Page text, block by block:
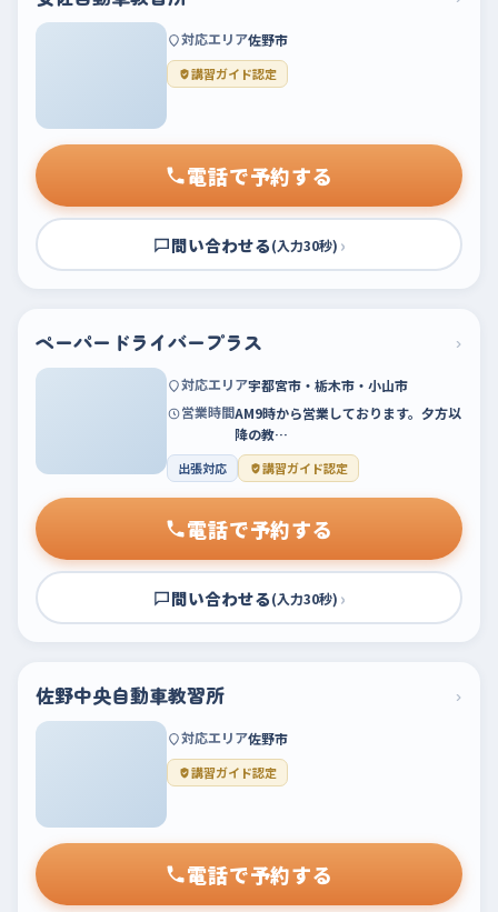
対応エリア佐野市
講習ガイド認定
電話で予約する
問い合わせる(入力30秒) ›
ペーパードライバープラス ›
対応エリア宇都宮市・栃木市・小山市
営業時間AM9時から営業しております。夕方以
降の教…
出張対応 講習ガイド認定
電話で予約する
問い合わせる(入力30秒) ›
佐野中央自動車教習所 ›
対応エリア佐野市
講習ガイド認定
電話で予約する